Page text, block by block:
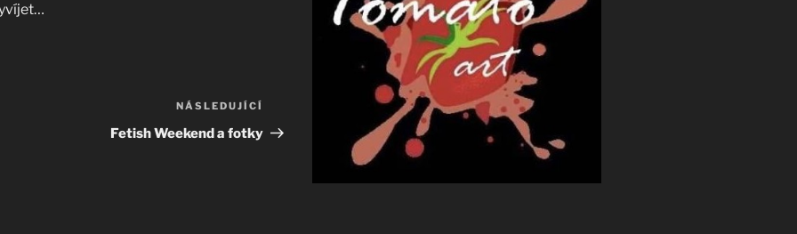
příspěvek
NÁSLEDUJÍCÍ
Fetish Weekend a fotky